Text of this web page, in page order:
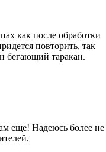
как после обработки
повторить, так
бегающий таракан.
еще! Надеюсь более не